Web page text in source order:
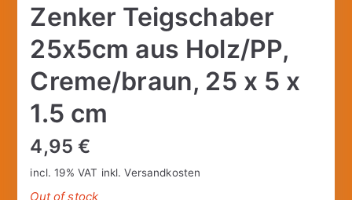
Zenker Teigschaber
25x5cm aus Holz/PP,
Creme/braun, 25 x 5 x
1.5 cm
4,95€
incl. 19% VAT inkl.Versandkosten
Out of stock